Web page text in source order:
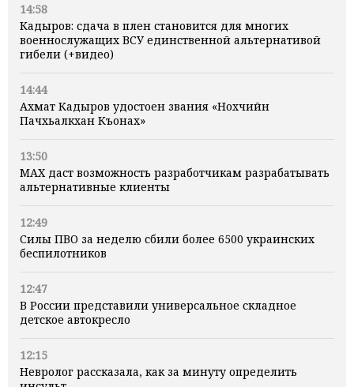
14:58
Кадыров: сдача в плен становится для многих
военнослужащих ВСУ единственной альтернативой
гибели (+видео)
14:44
Ахмат Кадыров удостоен звания «Нохчийн
Пачхьалкхан Къонах»
13:50
MAX даст возможность разработчикам разрабатывать
альтернативные клиенты
12:49
Силы ПВО за неделю сбили более 6500 украинских
беспилотников
12:47
В России представили универсальное складное
детское автокресло
12:15
Невролог рассказала, как за минуту определить